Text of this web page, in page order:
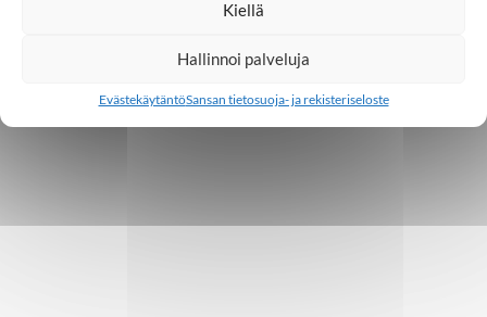
Kiellä
Hallinnoi palveluja
EvästekäytäntöSansan tietosuoja- ja rekisteriseloste